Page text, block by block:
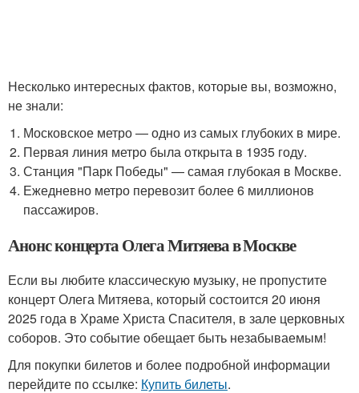
Несколько интересных фактов, которые вы, возможно,
не знали:
Московское метро — одно из самых глубоких в мире.
Первая линия метро была открыта в 1935 году.
Станция "Парк Победы" — самая глубокая в Москве.
Ежедневно метро перевозит более 6 миллионов
пассажиров.
Анонс концерта Олега Митяева в Москве
Если вы любите классическую музыку, не пропустите
концерт Олега Митяева, который состоится 20 июня
2025 года в Храме Христа Спасителя, в зале церковных
соборов. Это событие обещает быть незабываемым!
Для покупки билетов и более подробной информации
перейдите по ссылке: Купить билеты.